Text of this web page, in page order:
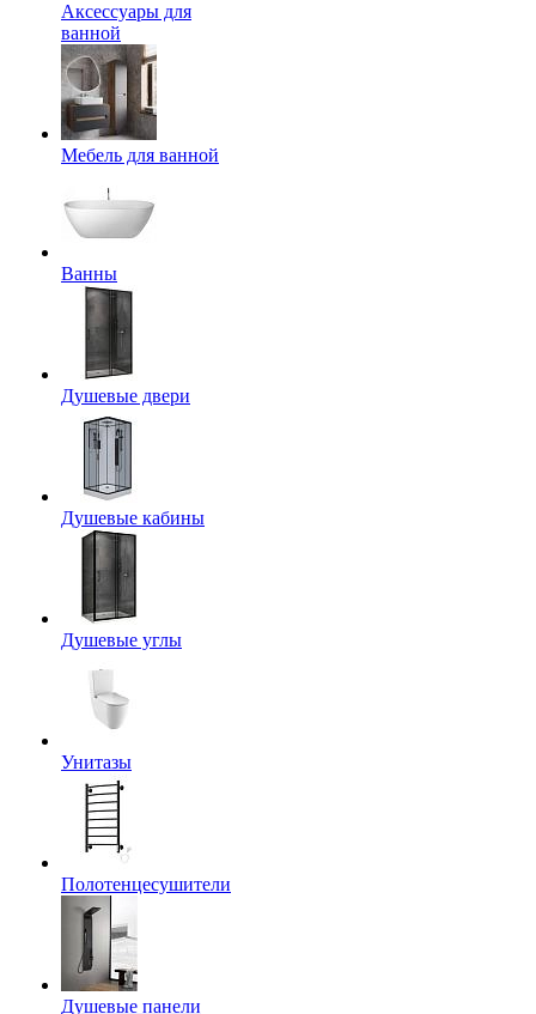
Аксессуары для
ванной
Мебель для ванной
Ванны
Душевые двери
Душевые кабины
Душевые углы
Унитазы
Полотенцесушители
Душевые панели